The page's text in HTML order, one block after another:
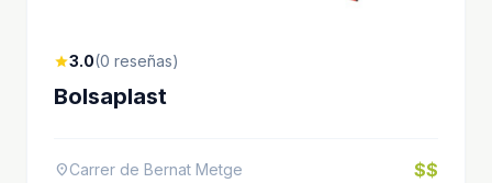
star3.0(0 reseñas)
Bolsaplast
location_onCarrer de Bernat Metge $$